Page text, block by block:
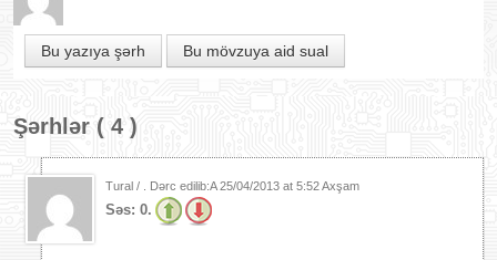
Bu yazıya şərh Bu mövzuya aid sual
Şərhlər ( 4 )
Tural / . Dərc edilib:A25/04/2013 at 5:52 Axşam
Səs: 0.